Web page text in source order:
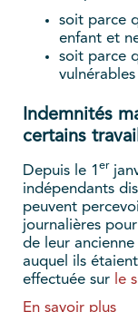
soit parce
enfant et
soit parce
Indemnités
certains
Depuis le 1 er
indépendants
peuvent
journalières
de leur
auquel ils
effectuée sur le
En savoir plus